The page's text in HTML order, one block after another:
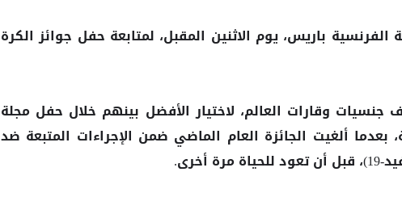
باريس، يوم الاثنين المقبل، لمتابعة حفل جوائزالكرة
من مختلف جنسيات وقارات العالم، لاختيار الأفضل بينهم خلال حفل مجلة
بعدما ألغيت الجائزة العام الماضي ضمن الإجراءات المتبعة ضد
أخرى.